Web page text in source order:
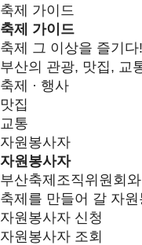
축제 가이드
축제 가이드
축제 그 이상을 즐기다!
부산의 관광, 맛집, 교
축제 · 행사
맛집
교통
자원봉사자
자원봉사자
부산축제조직위원회와
축제를 만들어 갈 자
자원봉사자 신청
자원봉사자 조회